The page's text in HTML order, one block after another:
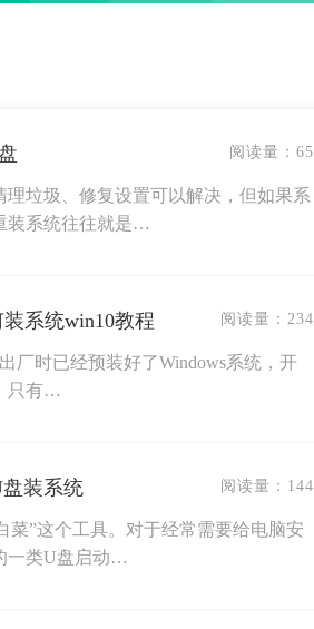
阅读量： 65
垃圾、修复设置可以解决，但如果系
装系统往往就是…
系统win10教程 阅读量： 234
厂时已经预装好了Windows系统，开
只有…
装系统 阅读量： 144
菜”这个工具。对于经常需要给电脑安
一类U盘启动…